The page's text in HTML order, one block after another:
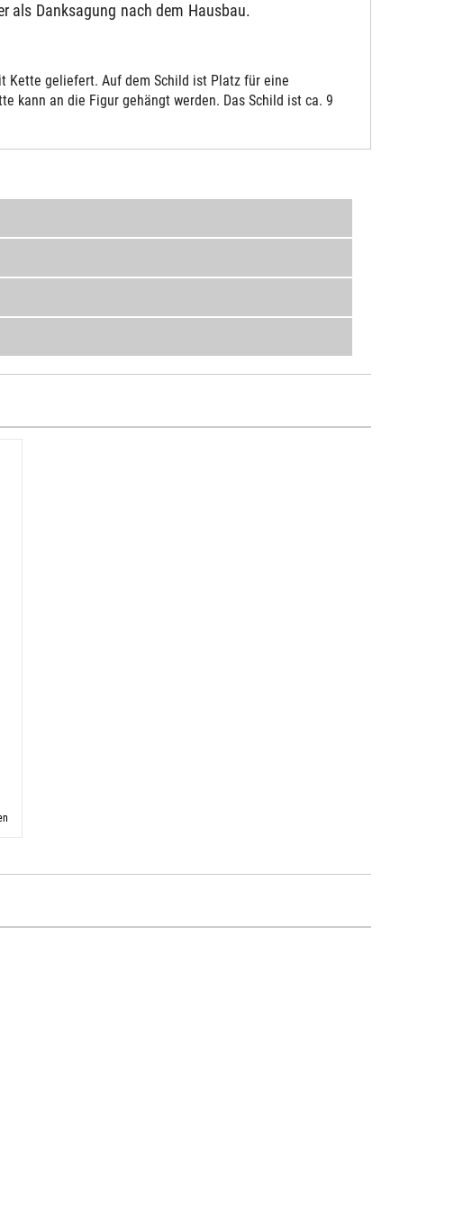
als Danksagung nach dem Hausbau.
Kette geliefert. Auf dem Schild ist Platz für eine
kann an die Figur gehängt werden. Das Schild ist ca. 9